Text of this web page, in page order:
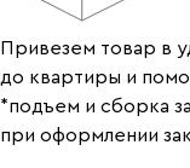
Привезем товар в
до квартиры и
*подъем и сборка
при оформлении